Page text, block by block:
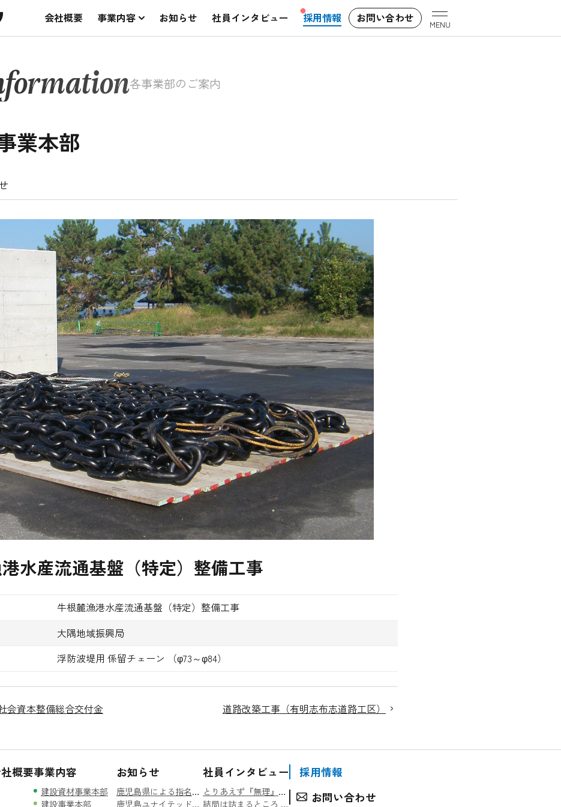
会社概要 事業内容 お知らせ 社員インタビュー 採用情報 お問い合わせ MENU
各事業部のご案内
業本部
水産流通基盤（特定）整備工事
牛根麓漁港水産流通基盤（特定）整備工事
大隅地域振興局
浮防波堤用 係留チェーン （φ73～φ84）
会資本整備総合交付金 道路改築工事（有明志布志道路工区）
概要事業内容
建設資材事業本部
建設事業本部
お知らせ
鹿児島県による指名停止処分について（お知らせ）
鹿児島ユナイテッドFC「ナンワスペシャルマッチ」開催！
社員インタビュー
とりあえず『無理』とは言わない。
結局は詰まるところ 『人』 なんです。
採用情報
お問い合わせ